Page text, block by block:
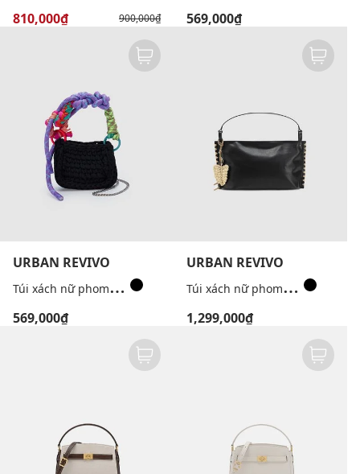
810,000₫ 900,000₫ 569,000₫
URBAN REVIVO
T
úi xách nữ phom chữ nhật phối dây thừng đa sắc
569,000₫
URBAN REVIVO
T
úi xách nữ phom chữ nhật phối charm
1,299,000₫